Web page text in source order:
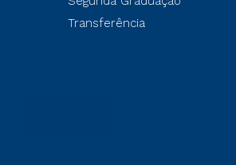
Transferência